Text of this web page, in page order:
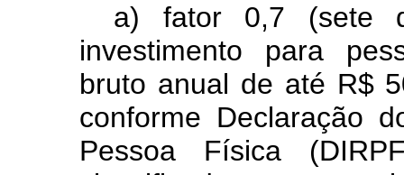
a) fator 0,7 (sete
investimento para
bruto anual de até R$
conforme Declaração
Pessoa Física